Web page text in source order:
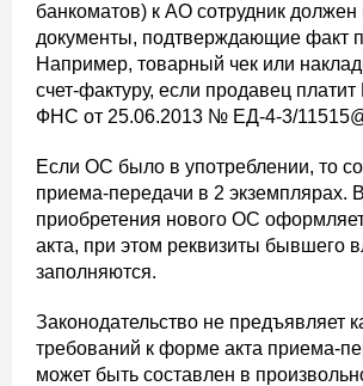
банкоматов) к АО сотрудник
документы, подтверждающие факт
Например, товарный чек или
счет-фактуру, если продавец
ФНС от 25.06.2013 № ЕД-4-3/
Если ОС было в употреблении, то
приема-передачи в 2 экземплярах.
приобретения нового ОС
акта, при этом реквизиты бывшего
заполняются.
Законодательство не предъявляет
требований к форме акта приема-
может быть составлен в